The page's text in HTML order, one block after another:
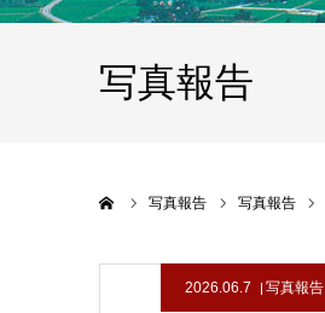
写真報告
写真報告 写真報告
2026.06.7 写真報告